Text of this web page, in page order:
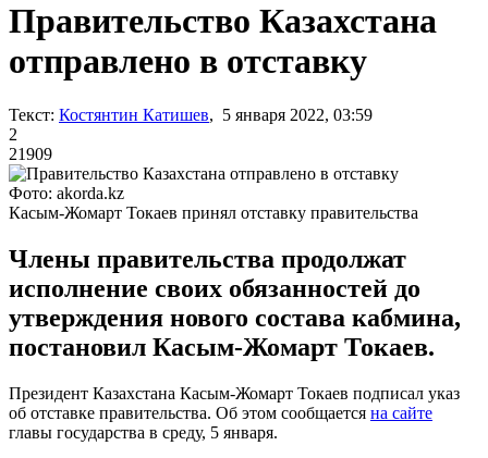
Правительство Казахстана
отправлено в отставку
Текст: Костянтин Катишев, 5 января 2022, 03:59
2
21909
Фото: akorda.kz
Касым-Жомарт Токаев принял отставку правительства
Члены правительства продолжат
исполнение своих обязанностей до
утверждения нового состава кабмина,
постановил Касым-Жомарт Токаев.
Президент Казахстана Касым-Жомарт Токаев подписал указ
об отставке правительства. Об этом сообщается на сайте
главы государства в среду, 5 января.